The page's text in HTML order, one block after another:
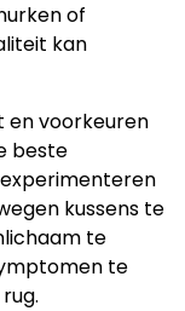
of
kan
en voorkeuren
beste
kussens te
te
te